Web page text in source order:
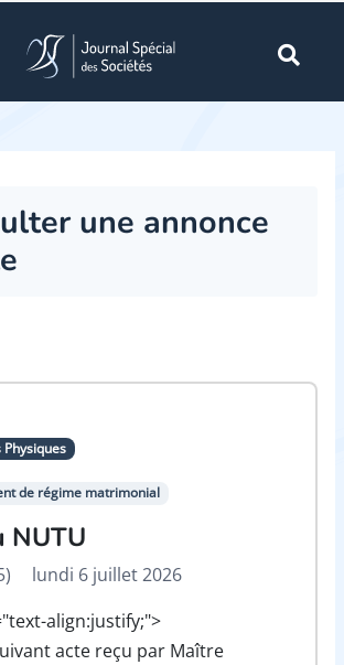
une annonce
Physiques
de régime matrimonial
NUTU
lundi 6 juillet 2026
align:justify;">
acte reçu par Maître